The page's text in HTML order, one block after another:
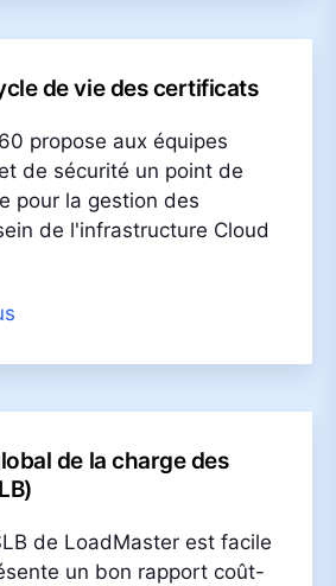
de vie des certificats
propose aux équipes
de sécurité un point de
pour la gestion des
de l'infrastructure Cloud
de la charge des
de LoadMaster est facile
un bon rapport coût-